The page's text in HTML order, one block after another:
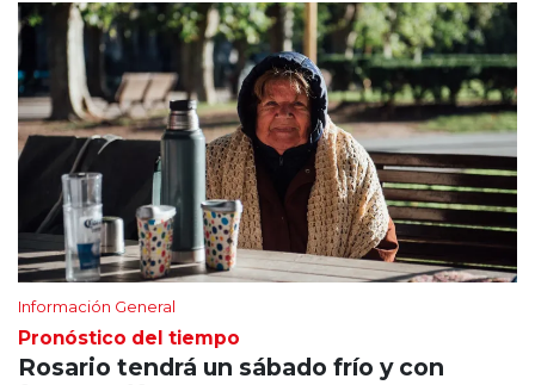
Información General
Pronóstico del tiempo
Rosario tendrá un sábado frío y con